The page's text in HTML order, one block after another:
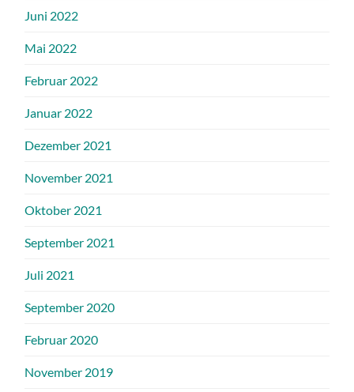
Juni 2022
Mai 2022
Februar 2022
Januar 2022
Dezember 2021
November 2021
Oktober 2021
September 2021
Juli 2021
September 2020
Februar 2020
November 2019